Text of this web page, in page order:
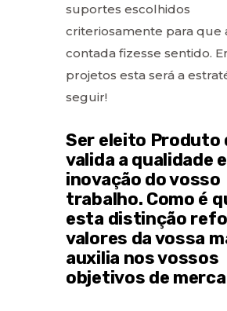
suportes escolhidos
criteriosamente para que
contada fizesse sentido.
projetos esta será a
seguir!
Ser eleito Produto
valida a qualidade e
inovação do vosso
trabalho. Como é
esta distinção
valores da vossa
auxilia nos vossos
objetivos de